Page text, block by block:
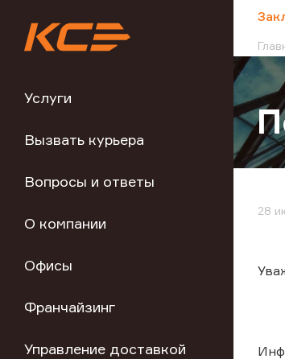
Услуги
Вызвать курьера
Вопросы и ответы
О компании
Офисы
Франчайзинг
Управление доставкой
28